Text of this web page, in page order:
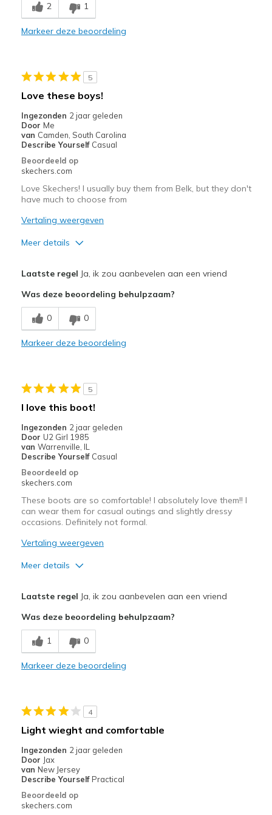
Durable
Casual Wear
Sizing
Feels true to size
View On Shoes
Shoes are for Wearing
2 1
Markeer deze beoordeling
5
Love these boys!
Ingezonden 2 jaar geleden
Door Me
van Camden, South Carolina
Describe Yourself Casual
Beoordeeld op
skechers.com
Love Skechers! I usually buy them from Belk, but they don't
have much to choose from
Vertaling weergeven
Meer details
Comfortable
Stylish
View On Shoes
I'm Into Shoes
Laatste regel Ja, ik zou aanbevelen aan een vriend
Was deze beoordeling behulpzaam?
0 0
Markeer deze beoordeling
5
I love this boot!
Ingezonden 2 jaar geleden
Door U2 Girl 1985
van Warrenville, IL
Describe Yourself Casual
Beoordeeld op
skechers.com
These boots are so comfortable! I absolutely love them!! I
can wear them for casual outings and slightly dressy
occasions. Definitely not formal.
Vertaling weergeven
Meer details
Breathe Well
Comfortable
Going Out
Width
Sizing
Laatste regel Ja, ik zou aanbevelen aan een vriend
Was deze beoordeling behulpzaam?
1 0
Markeer deze beoordeling
4
Light wieght and comfortable
Ingezonden 2 jaar geleden
Door Jax
van New Jersey
Describe Yourself Practical
Beoordeeld op
skechers.com